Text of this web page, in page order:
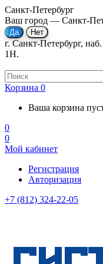
Санкт-Петербург
Ваш город — Санкт-
г. Санкт-Петербург,
1Н.
Корзина 0
Ваша корзина
0
0
Мой кабинет
Регистрация
Авторизация
+7 (812) 324-22-05